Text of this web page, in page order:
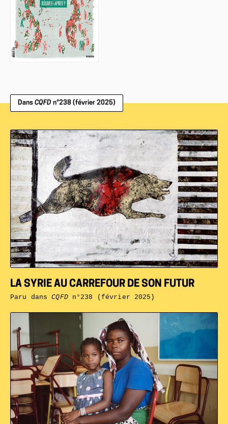
Dans CQFD n°238 (février 2025)
LA SYRIE AU CARREFOUR DE SON FUTUR
Paru dansCQFDn°238 (février 2025)